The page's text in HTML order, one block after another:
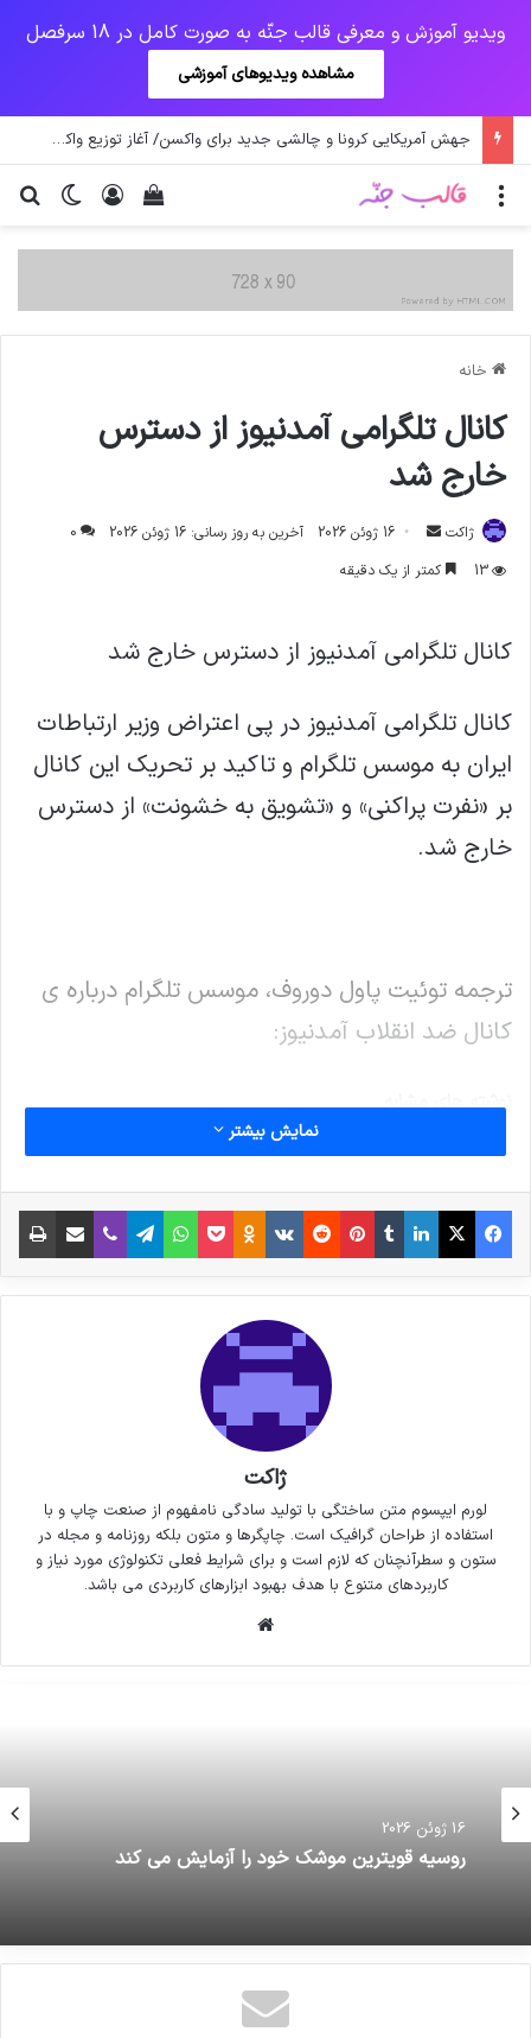
ویدیو آموزش و معرفی قالب جنّه به صورت کامل در 18 سرفصل
مشاهده ویدیوهای آموزشی
جهش آمریکایی کرونا و چالشی جدید برای واکسن/ آغاز توزیع واکسن از سوی اتحادیه کوواکس
تغییر ورود
دیدن سبد خرید منو
خانه
کانال تلگرامی آمدنیوز از دسترس
خارج شد
ژاکت
ارسال
ایمیل
16 ژوئن 2026 آخرین به روز رسانی: 16 ژوئن 2026
0
13
کمتر از یک دقیقه
کانال تلگرامی آمدنیوز از دسترس خارج شد
کانال تلگرامی آمدنیوز در پی اعتراض وزیر ارتباطات
ایران به موسس تلگرام و تاکید بر تحریک این کانال
بر «نفرت پراکنی» و «تشویق به خشونت» از دسترس
خارج شد.
ترجمه توئیت پاول دوروف، موسس تلگرام درباره ی
کانال ضد انقلاب آمدنیوز:
نوشته های مشابه
جذاب‌تر در سفر
3 جولای 2021
خداحافظی زود هنگام بازیکن تیم
ملی فوتسال از دنیای بازی
30 سپتامبر 2021
یک کانال تلگرامی (آمدنیوز) آموزش استفاده از
کوکتل مولوتوف را به مخاطبانش آغاز کرده بود و به
دلیل مقررات ما درباره «عدم دعوت به خشونت»
معلق شد.
مراقب باشید، اینها خطوطی هستند که نباید از آنها
نمایش بیشتر
فیس بوک X لینکدین
‫تامبلر‫پین‌ترست
‫رددیت‫VKontakte
‫Odnoklassniki
پاکتواتس آپ تلگراموایبر اشتراک گذاری از طریق ایمیل
ژاکت
لورم ایپسوم متن ساختگی با تولید سادگی نامفهوم از صنعت چاپ و با
استفاده از طراحان گرافیک است. چاپگرها و متون بلکه روزنامه و مجله در
ستون و سطرآنچنان که لازم است و برای شرایط فعلی تکنولوژی مورد نیاز و
کاربردهای متنوع با هدف بهبود ابزارهای کاربردی می باشد.
16 ژوئن 2026
روسیه قویترین موشک خود را آزمایش می کند